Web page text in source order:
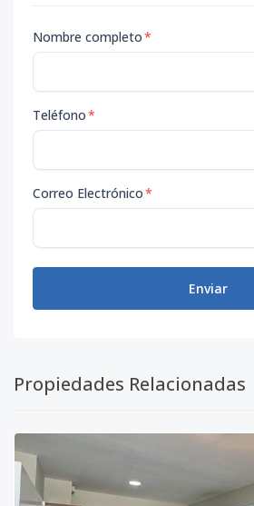
Nombre completo*
Teléfono*
Correo Electrónico*
Enviar
Propiedades Relacionadas